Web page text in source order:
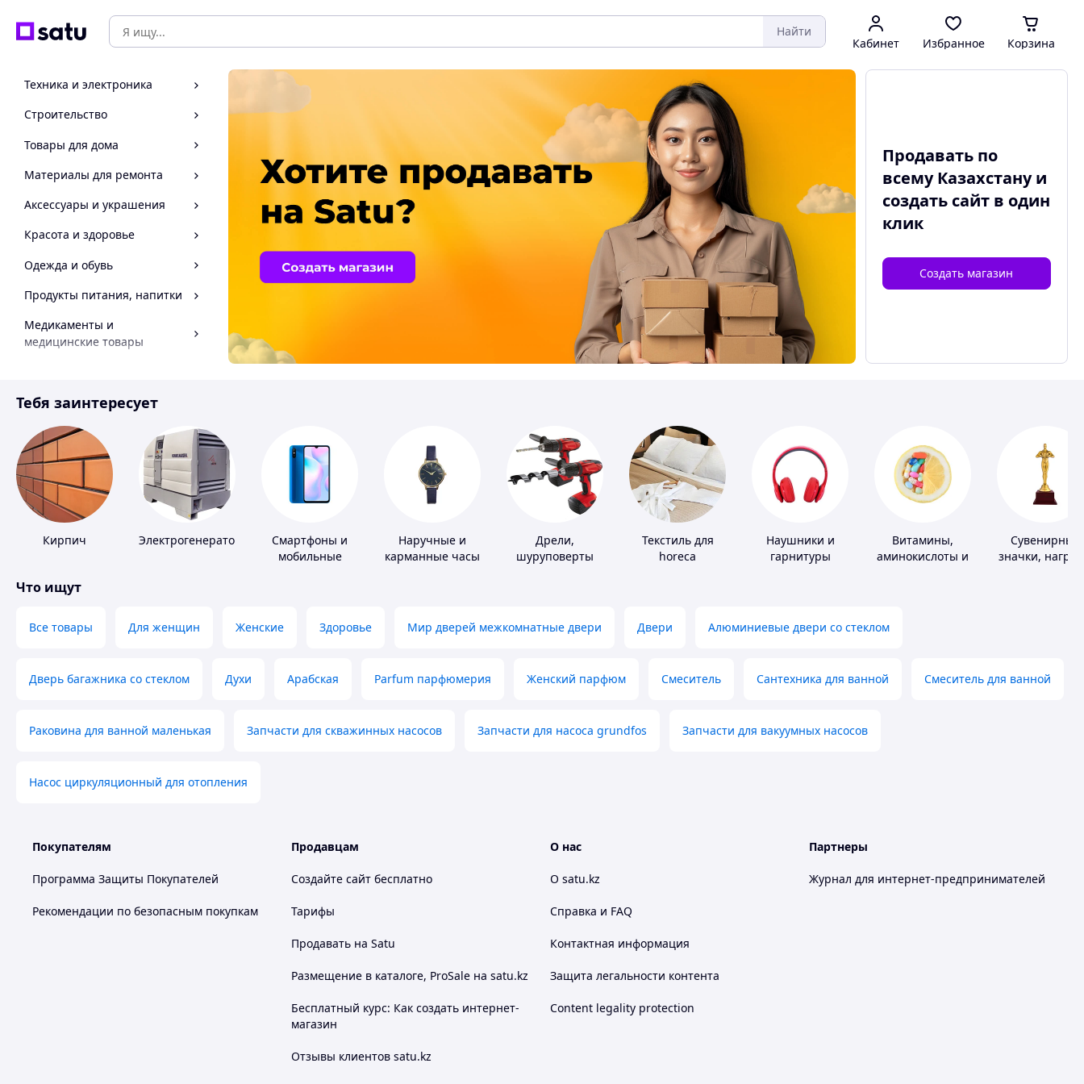
Найти
Кабинет Избранное Корзина
Техника и электроника
Строительство
Товары для дома
Материалы для ремонта
Аксессуары и украшения
Красота и здоровье
Одежда и обувь
Продукты питания, напитки
Медикаменты и
медицинские товары
Инструмент
Продавать по
всему Казахстану и
создать сайтв один
клик
Создать магазин
Тебя заинтересует
Кирпич Электрогенераторы
Смартфоны и
мобильные
Наручные и
карманные часы
Дрели,
шуруповерты
Текстиль для
horeca
Наушники и
гарнитуры
Витамины,
аминокислоты и
Сувенирные
значки,
Что ищут
Все товары Для женщин Женские Здоровье Мир дверей межкомнатные двери Двери Алюминиевые двери со стеклом
Дверь багажника со стеклом Духи Арабская Parfum парфюмерия Женский парфюм Смеситель Сантехника для ванной Смеситель для ванной
Раковина для ванной маленькая Запчасти для скважинных насосов Запчасти для насоса grundfos Запчасти для вакуумных насосов
Насос циркуляционный для отопления
Покупателям
Программа Защиты Покупателей
Рекомендации по безопасным покупкам
Продавцам
Создайте сайт бесплатно
Тарифы
Продавать на Satu
Размещение в каталоге, ProSale на satu.kz
Бесплатный курс: Как создать интернет-
магазин
Отзывы клиентов satu.kz
О нас
О satu.kz
Справка и FAQ
Контактная информация
Защита легальности контента
Content legality protection
Партнеры
Журнал для интернет-предпринимателей